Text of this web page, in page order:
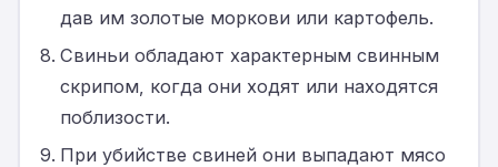
дав им золотые моркови или картофель.
Свиньи обладают характерным свинным
скрипом, когда они ходят или находятся
поблизости.
При убийстве свиней они выпадают мясо